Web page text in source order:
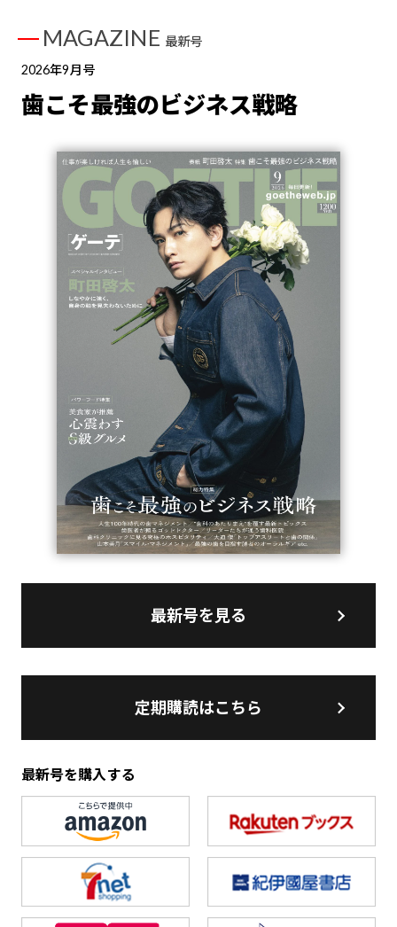
MAGAZINE 最新号
2026年9月号
歯こそ最強のビジネス戦略
最新号を見る
定期購読はこちら
最新号を購入する